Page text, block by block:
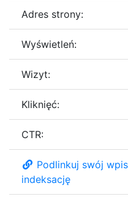
Adres strony:
Wyświetleń:
Wizyt:
Kliknięć:
CTR:
Podlinkuj swój
indeksację